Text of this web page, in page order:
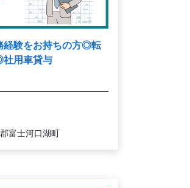
経験をお持ちの方◎転
用車貸与
富士河口湖町